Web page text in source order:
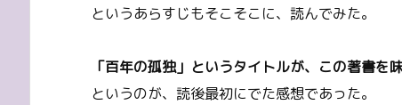
というあらすじもそこそこに、読んでみた。
「百年の孤独」というタイトルが、この著書を
というのが、読後最初にでた感想であった。